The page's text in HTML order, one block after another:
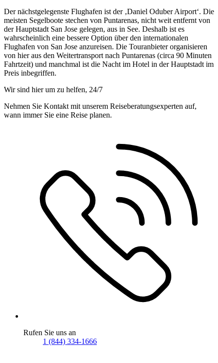
Der nächstgelegenste Flughafen ist der ‚Daniel Oduber Airport‘. Die
meisten Segelboote stechen von Puntarenas, nicht weit entfernt von
der Hauptstadt San Jose gelegen, aus in See. Deshalb ist es
wahrscheinlich eine bessere Option über den internationalen
Flughafen von San Jose anzureisen. Die Touranbieter organisieren
von hier aus den Weitertransport nach Puntarenas (circa 90 Minuten
Fahrtzeit) und manchmal ist die Nacht im Hotel in der Hauptstadt im
Preis inbegriffen.
Wir sind hier um zu helfen, 24/7
Nehmen Sie Kontakt mit unserem Reiseberatungsexperten auf,
wann immer Sie eine Reise planen.
Rufen Sie uns an
1 (844) 334-1666